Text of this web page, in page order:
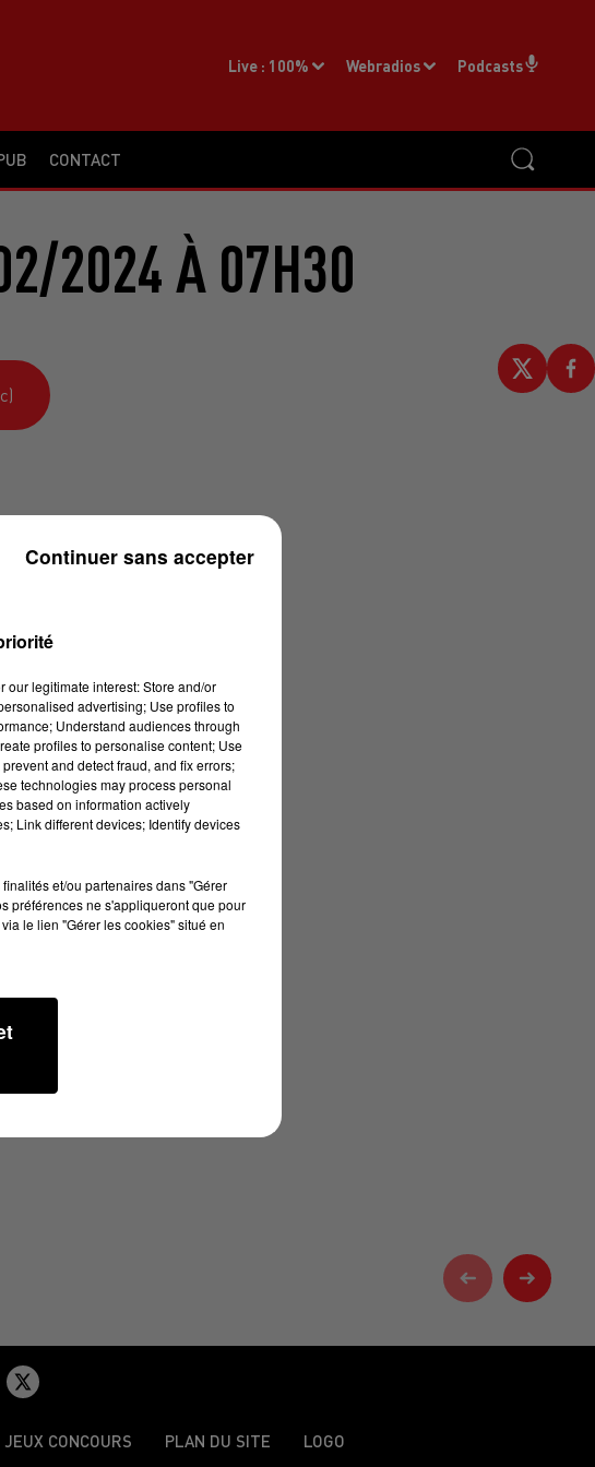
CONTACT
Live : 100% Webradios Podcasts
2024 À 07H30
CONCOURS PLAN DU SITE LOGO
legitimate interest: Store and/or
advertising; Use profiles to
Understand audiences through
profiles to personalise content; Use
and detect fraud, and fix errors;
technologies may process personal
based on information actively
Link different devices; Identify devices
et/ou partenaires dans "Gérer
préférences ne s'appliqueront que pour
le lien "Gérer les cookies" situé en
Continuer sans accepter